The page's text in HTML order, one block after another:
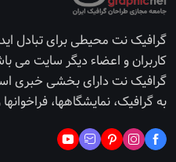
گرافیک نت محیطی برای تبادل
کاربران و اعضاء دیگر سایت می
گرافیک نت دارای بخشی خبری
به گرافیک، نمایشگاهها،